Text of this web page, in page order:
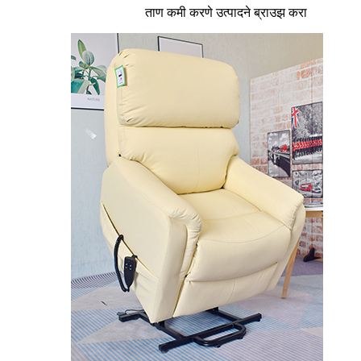
ताण कमी करणे उत्पादने ब्राउझ करा